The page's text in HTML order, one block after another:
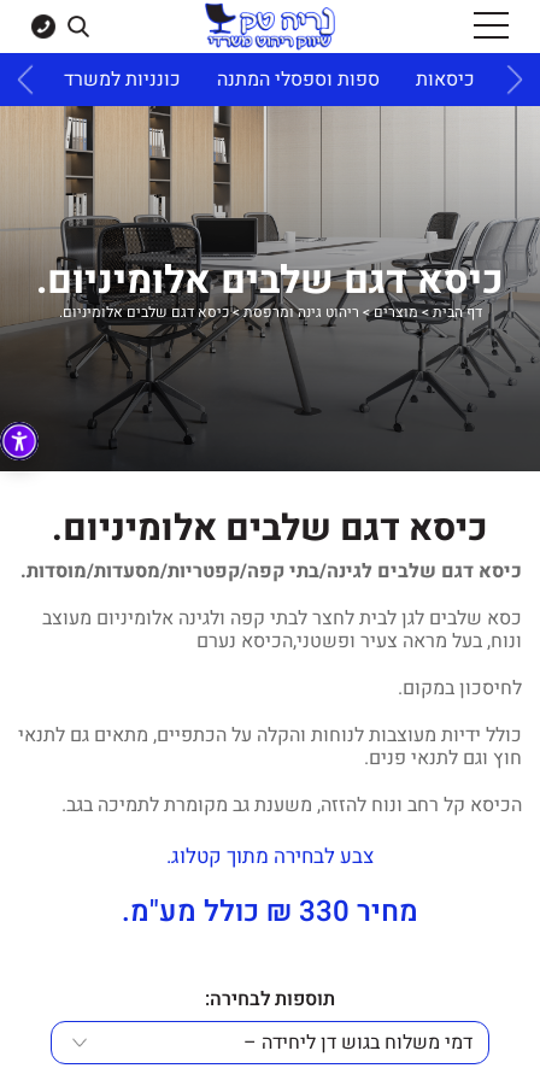
כיסאות ספות וספסלי המתנה כונניות למשרד
כיסא דגם שלבים אלומיניום.
דף הבית>מוצרים> ריהוט גינה ומרפסת>כיסא דגם שלבים אלומיניום.
כיסא דגם שלבים אלומיניום.
כיסא דגם שלבים לגינה/בתי קפה/קפטריות/מסעדות/מוסדות.
כסא שלבים לגן לבית לחצר לבתי קפה ולגינה אלומיניום מעוצב
ונוח, בעל מראה צעיר ופשטני,הכיסא נערם
לחיסכון במקום.
כולל ידיות מעוצבות לנוחות והקלה על הכתפיים, מתאים גם לתנאי
חוץ וגם לתנאי פנים.
הכיסא קל רחב ונוח להזזה, משענת גב מקומרת לתמיכה בגב.
צבע לבחירה מתוך קטלוג.
מחיר 330 ₪ כולל מע"מ.
תוספות לבחירה: